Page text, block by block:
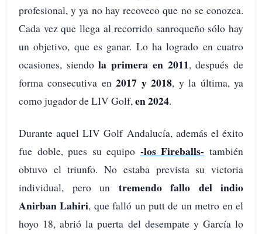
profesional, y ya no hay recoveco que no se conozca.
Cada vez que llega al recorrido sanroqueño sólo hay
un objetivo, que es ganar. Lo ha logrado en cuatro
ocasiones, siendola primera en 2011, después de
forma consecutiva en2017 y 2018, y la última, ya
como jugador de LIV Golf,en 2024.
Durante aquel LIV Golf Andalucía, además el éxito
fue doble, pues su equipo -los Fireballs- también
obtuvo el triunfo. No estaba prevista su victoria
individual, pero un tremendo fallo del indio
Anirban Lahiri, que falló un putt de un metro en el
hoyo 18, abrió la puerta del desempate y García lo